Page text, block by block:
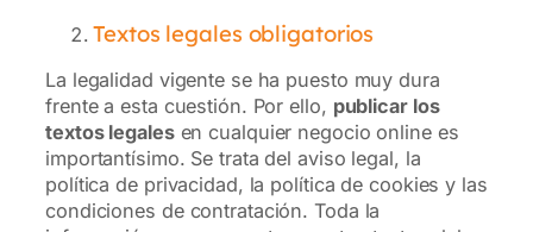
Textos legales obligatorios
La legalidad vigente se ha puesto muy dura
frente a esta cuestión. Por ello, publicar los
textos legalesen cualquier negocio online es
importantísimo. Se trata del aviso legal, la
política de privacidad, la política de cookies y las
condiciones de contratación. Toda la